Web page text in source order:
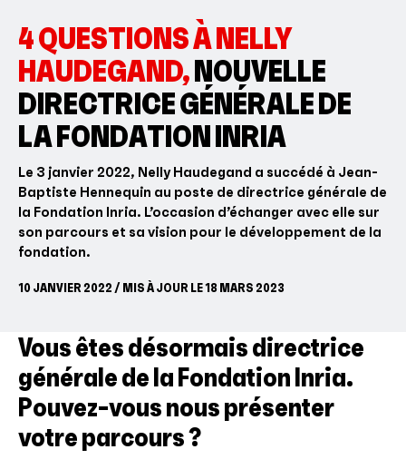
4 QUESTIONS À NELLY
HAUDEGAND,NOUVELLE
DIRECTRICE GÉNÉRALE DE
LA FONDATION INRIA
Le 3 janvier 2022, Nelly Haudegand a succédé à Jean-
Baptiste Hennequin au poste de directrice générale de
la Fondation Inria. L’occasion d’échanger avec elle sur
son parcours et sa vision pour le développement de la
fondation.
10 JANVIER 2022 / MIS À JOUR LE 18 MARS 2023
Vous êtes désormais directrice
générale de la Fondation Inria.
Pouvez-vous nous présenter
votre parcours ?